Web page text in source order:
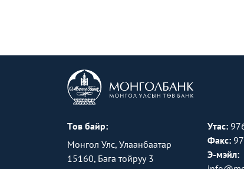
Төв байр:
Монгол Улс, Улаанбаатар
15160, Бага тойруу 3
Утас:
Факс:
Э-мэйл: